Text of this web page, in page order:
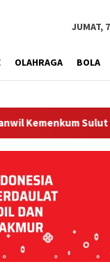
JUMAT,
OLAHRAGA BOLA
Sulut